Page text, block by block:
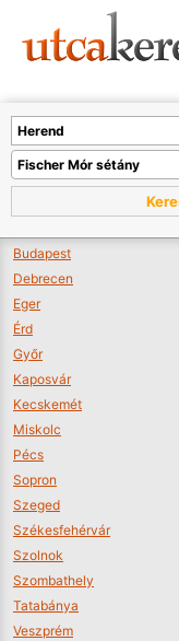
Budapest
Debrecen
Eger
Érd
Győr
Kaposvár
Kecskemét
Miskolc
Pécs
Sopron
Szeged
Székesfehérvár
Szolnok
Szombathely
Tatabánya
Veszprém
A térképet kicsinyíteni
Boltok látszódjanak >>